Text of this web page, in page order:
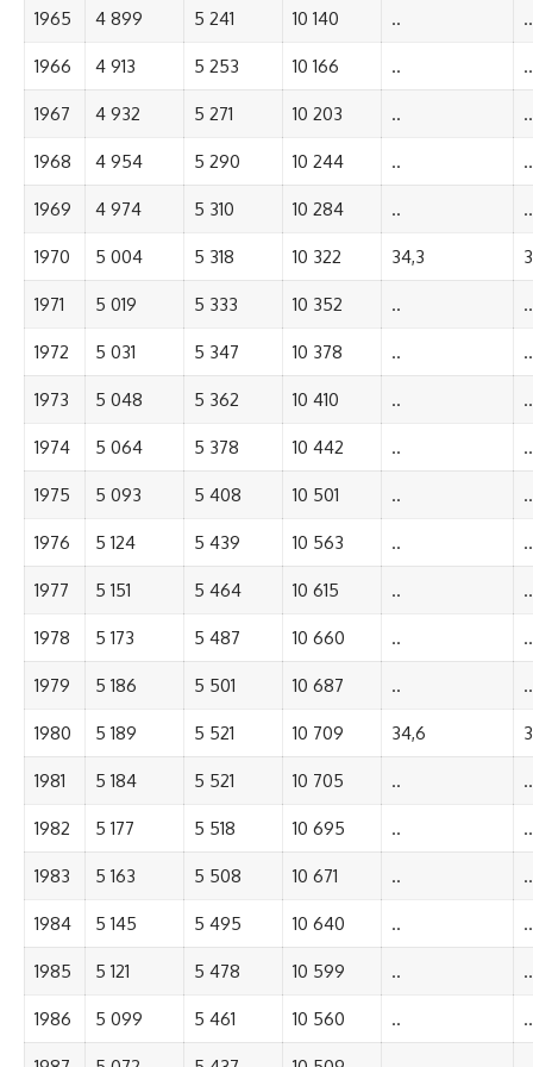
1965 4 899 5 241 10 140 .. ..
1966 4 913 5 253 10 166 .. ..
1967 4 932 5 271 10 203 .. ..
1968 4 954 5 290 10 244 .. ..
1969 4 974 5 310 10 284 .. ..
1970 5 004 5 318 10 322 34,3
1971 5 019 5 333 10 352 .. ..
1972 5 031 5 347 10 378 .. ..
1973 5 048 5 362 10 410 .. ..
1974 5 064 5 378 10 442 .. ..
1975 5 093 5 408 10 501 .. ..
1976 5 124 5 439 10 563 .. ..
1977 5 151 5 464 10 615 .. ..
1978 5 173 5 487 10 660 .. ..
1979 5 186 5 501 10 687 .. ..
1980 5 189 5 521 10 709 34,6
1981 5 184 5 521 10 705 .. ..
1982 5 177 5 518 10 695 .. ..
1983 5 163 5 508 10 671 .. ..
1984 5 145 5 495 10 640 .. ..
1985 5 121 5 478 10 599 .. ..
1986 5 099 5 461 10 560 .. ..